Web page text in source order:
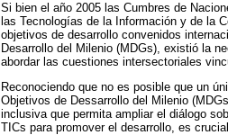
Si bien el año 2005 las Cumbres de
las Tecnologías de la Información y de la
objetivos de desarrollo convenidos
Desarrollo del Milenio (MDGs), existió la
abordar las cuestiones intersectoriales
Reconociendo que no es posible que un
Objetivos de Dessarrollo del Milenio
inclusiva que permita ampliar el diálogo
TICs para promover el desarrollo, es